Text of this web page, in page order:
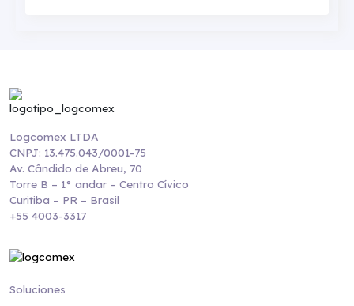
Logcomex LTDA
CNPJ: 13.475.043/0001-75
Av. Cândido de Abreu, 70
Torre B – 1° andar – Centro Cívico
Curitiba – PR – Brasil
+55 4003-3317
Soluciones